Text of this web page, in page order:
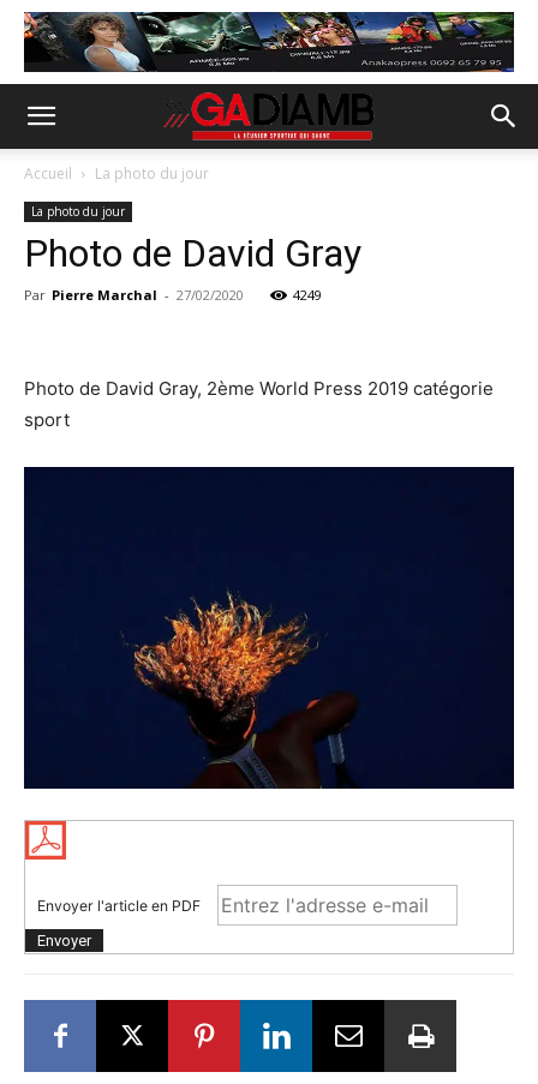
Accueil La photo du jour
La photo du jour
Photo de David Gray
Par Pierre Marchal - 27/02/2020 4249
Photo de David Gray, 2ème World Press 2019 catégorie
sport
Envoyer l'article en PDF